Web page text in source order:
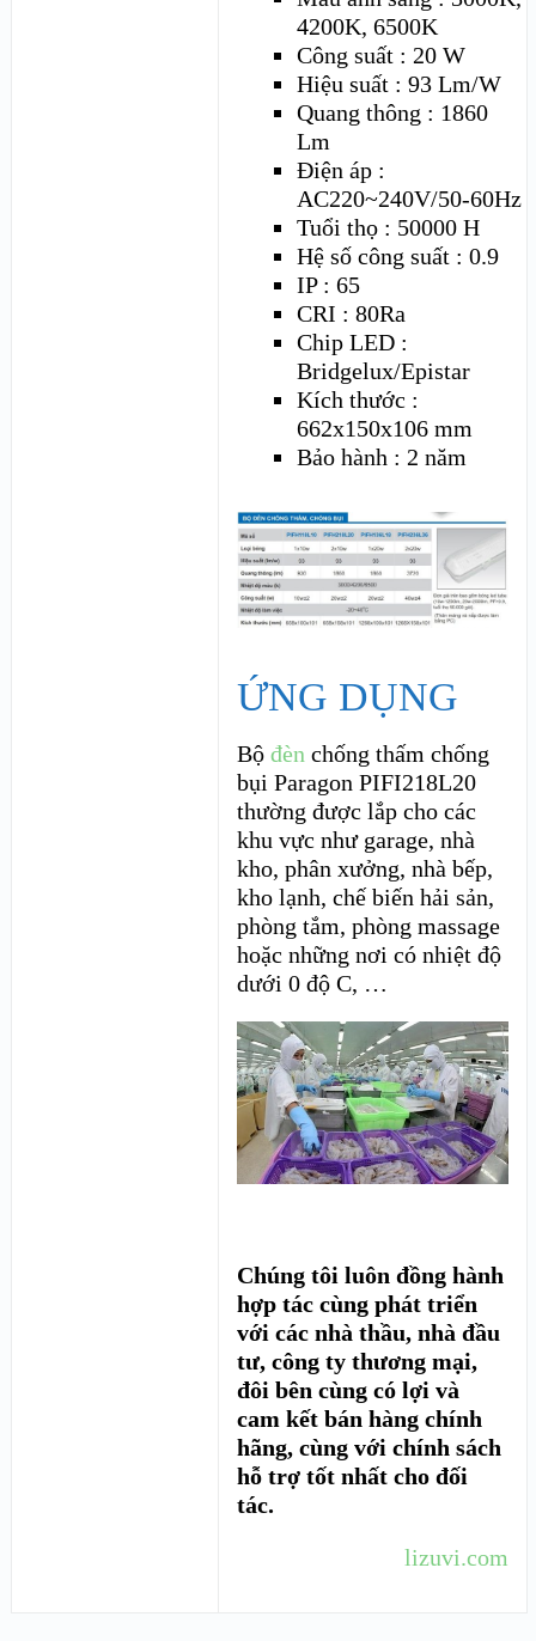
4200K, 6500K
Công suất : 20 W
Hiệu suất : 93 Lm/W
Quang thông : 1860
Lm
Điện áp :
AC220~240V/50-60Hz
Tuổi thọ : 50000 H
Hệ số công suất : 0.9
IP : 65
CRI : 80Ra
Chip LED :
Bridgelux/Epistar
Kích thước :
662x150x106 mm
Bảo hành : 2 năm
ỨNG DỤNG
Bộđèn chống thấm chống
bụi Paragon PIFI218L20
thường được lắp cho các
khu vực như garage, nhà
kho, phân xưởng, nhà bếp,
kho lạnh, chế biến hải sản,
phòng tắm, phòng massage
hoặc những nơi có nhiệt độ
dưới 0 độ C, …
Chúng tôi luôn đồng hành
hợp tác cùng phát triển
với các nhà thầu, nhà đầu
tư, công ty thương mại,
đôi bên cùng có lợi và
cam kết bán hàng chính
hãng, cùng với chính sách
hỗ trợ tốt nhất cho đối
tác.
lizuvi.com